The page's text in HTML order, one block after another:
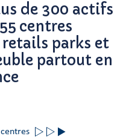
de 300 actifs
centres
parks et
partout en